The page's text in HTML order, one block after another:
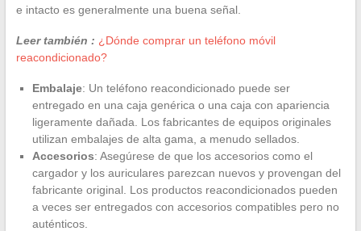
e intacto es generalmente una buena señal.
Leer también : ¿Dónde comprar un teléfono móvil
reacondicionado?
Embalaje: Un teléfono reacondicionado puede ser
entregado en una caja genérica o una caja con apariencia
ligeramente dañada. Los fabricantes de equipos originales
utilizan embalajes de alta gama, a menudo sellados.
Accesorios: Asegúrese de que los accesorios como el
cargador y los auriculares parezcan nuevos y provengan del
fabricante original. Los productos reacondicionados pueden
a veces ser entregados con accesorios compatibles pero no
auténticos.